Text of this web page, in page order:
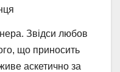
Звідси любов
що приносить
аскетично за